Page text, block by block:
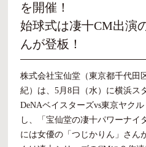
を開催！
始球式は凄十CM出演
んが登板！
株式会社宝仙堂（東京都千代田
紀）は、5月8日（水）に横浜ス
DeNAベイスターズvs東京ヤク
し、「宝仙堂の凄十パワーナイ
には女優の「つじかりん」さん